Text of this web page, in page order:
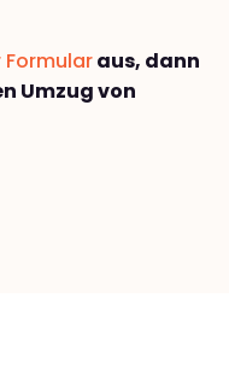
Formularaus, dann
Umzug von